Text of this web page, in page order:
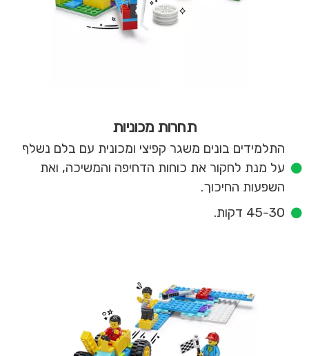
תחרות מכוניות
התלמידים בונים משגר קפיצי ומכונית עם בלם נשלף
על מנת לחקור את כוחות הדחיפה והמשיכה, ואת
השפעות החיכוך.
45-30 דקות.